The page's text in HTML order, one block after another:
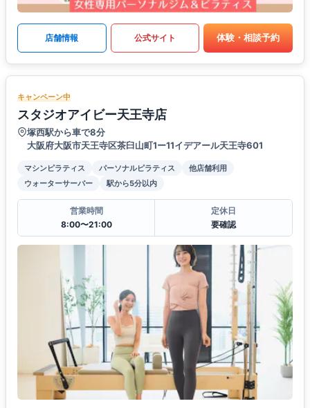
店舗情報 公式サイト 体験・相談予約
キャンペーン中
スタジオアイビー天王寺店
塚西駅から車で8分
大阪府大阪市天王寺区茶臼山町1ー11イデアール天王寺601
マシンピラティス パーソナルピラティス
他店舗利用
ウォーターサーバー
駅から5分以内
営業時間
8:00〜21:00
定休日
要確認